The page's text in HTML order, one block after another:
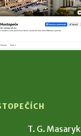
T. G. Masaryk